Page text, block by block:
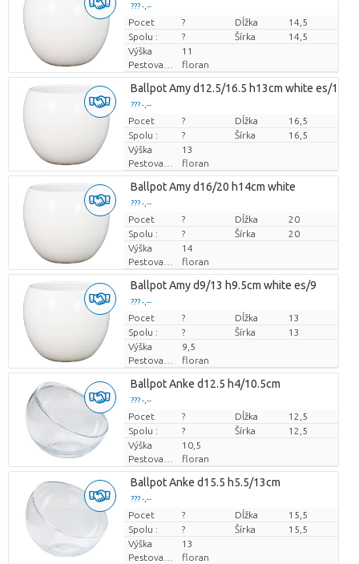
??? -,--
Cena za kus
Pocet ? Dĺžka
14,5
Spolu :
? Šírka
14,5
Výška
11
floran
Ballpot Amy d12.5/16.5 h13cm white es/12
??? -,--
Cena za kus
Pocet ? Dĺžka
16,5
Spolu :
? Šírka
16,5
Výška
13
floran
Ballpot Amy d16/20 h14cm white
??? -,--
Cena za kus
Pocet ? Dĺžka
20
Spolu :
? Šírka
20
Výška
14
floran
Ballpot Amy d9/13 h9.5cm white es/9
??? -,--
Cena za kus
Pocet ? Dĺžka
13
Spolu :
? Šírka
13
Výška
9,5
floran
Ballpot Anke d12.5 h4/10.5cm
??? -,--
Cena za kus
Pocet ? Dĺžka
12,5
Spolu :
? Šírka
12,5
Výška
10,5
floran
Ballpot Anke d15.5 h5.5/13cm
??? -,--
Cena za kus
Pocet ? Dĺžka
15,5
Spolu :
? Šírka
15,5
Výška
13
floran